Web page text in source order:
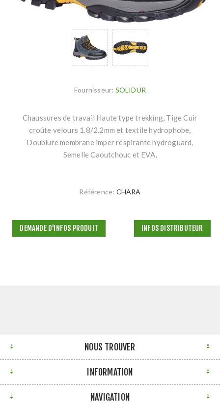
Fournisseur: SOLIDUR
Chaussures de travail Haute type trekking, Tige Cuir
croûte velours 1.8/2.2mm et textile hydrophobe,
Doublure membrane imper respirante hydroguard,
Semelle Caoutchouc et EVA,
Référence: CHARA
DEMANDE D'INFOS PRODUIT INFOS DISTRIBUTEUR
NOUS TROUVER
INFORMATION
NAVIGATION